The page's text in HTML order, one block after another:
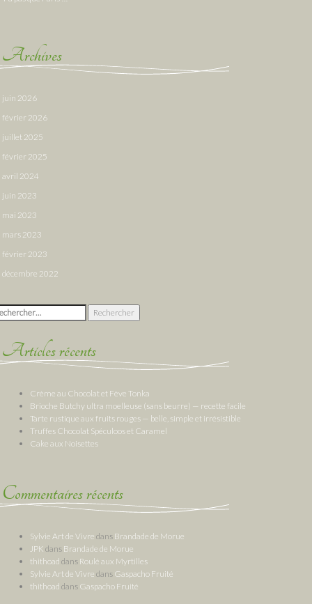
Archives
juin 2026
février 2026
juillet 2025
février 2025
avril 2024
juin 2023
mai 2023
mars 2023
février 2023
décembre 2022
:
Articles récents
Crème au Chocolat et Fève Tonka
Brioche Butchy ultra moelleuse (sans beurre) — recette facile
Tarte rustique aux fruits rouges — belle, simple et irrésistible
Truffes Chocolat Spéculoos et Caramel
Cake aux Noisettes
Commentaires récents
Sylvie Art de Vivre dans Brandade de Morue
JPK dans Brandade de Morue
thithoad dans Roulé aux Myrtilles
Sylvie Art de Vivre dans Gaspacho Fruité
thithoad dans Gaspacho Fruité